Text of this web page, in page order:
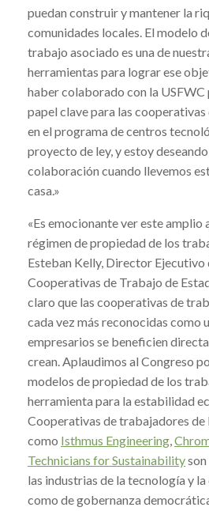
puedan construir y mantener la
comunidades locales. El modelo
trabajo asociado es una de
herramientas para lograr ese
haber colaborado con la USFWC
papel clave para las
en el programa de centros
proyecto de ley, y estoy
colaboración cuando llevemos
casa.»
«Es emocionante ver este
régimen de propiedad de los
Esteban Kelly, Director Ejecutivo
Cooperativas de Trabajo de
claro que las cooperativas de
cada vez más reconocidas como
empresarios se beneficien
crean. Aplaudimos al Congreso
modelos de propiedad de los
herramienta para la estabilidad
Cooperativas de trabajadores
como Isthmus Engineering,
Technicians for Sustainability
las industrias de la tecnología y
como de gobernanza